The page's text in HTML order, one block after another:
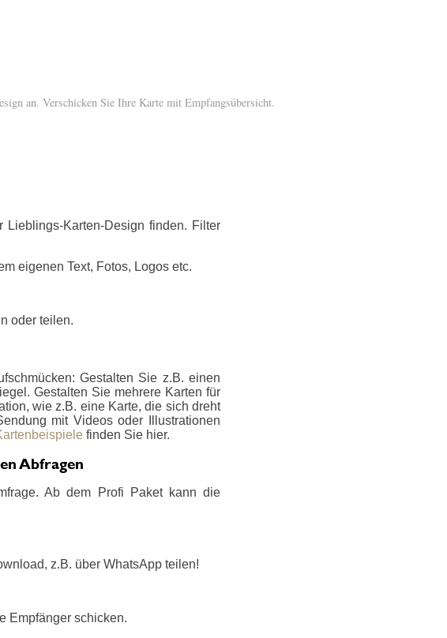
an. Verschicken Sie Ihre Karte mit Empfangsübersicht.
Karten-Design finden. Filter
eigenen Text, Fotos, Logos etc.
oder teilen.
Gestalten Sie z.B. einen
Gestalten Sie mehrere Karten für
wie z.B. eine Karte, die sich dreht
mit Videos oder Illustrationen
finden Sie hier.
Abfragen
Ab dem Profi Paket kann die
z.B. über WhatsApp teilen!
Empfänger schicken.